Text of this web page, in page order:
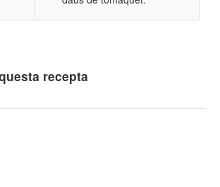
recepta